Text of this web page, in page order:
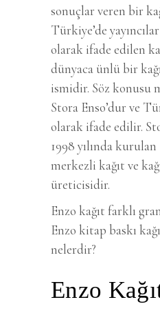
sonuçlar veren bir
Türkiye’de
olarak ifade edilen
dünyaca ünlü bir
ismidir. Söz konusu
Stora Enso’dur ve
olarak ifade edilir.
1998 yılında
merkezli kağıt ve
üreticisidir.
Enzo kağıt farklı
Enzo kitap baskı
nelerdir?
Enzo